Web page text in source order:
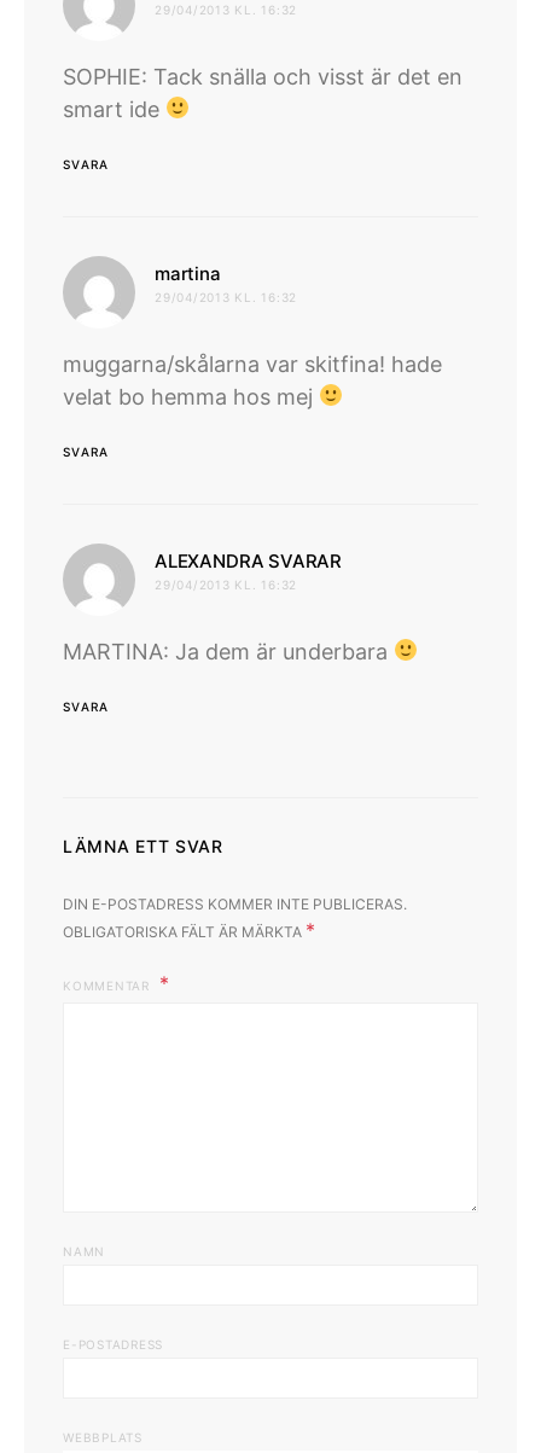
29/04/2013 KL. 16:32
SOPHIE: Tack snälla och visst är det en
smart ide
SVARA
martina
29/04/2013 KL. 16:32
muggarna/skålarna var skitfina! hade
velat bo hemma hos mej
SVARA
ALEXANDRA SVARAR
29/04/2013 KL. 16:32
MARTINA: Ja dem är underbara
SVARA
LÄMNA ETT SVAR
DIN E-POSTADRESS KOMMER INTE PUBLICERAS.
OBLIGATORISKA FÄLT ÄR MÄRKTA *
KOMMENTAR
NAMN
E-POSTADRESS
WEBBPLATS